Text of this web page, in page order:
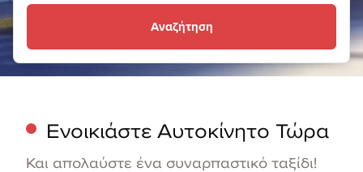
Αναζήτηση
Ενοικιάστε Αυτοκίνητο Τώρα
Και απολαύστε ένα συναρπαστικό ταξίδι!